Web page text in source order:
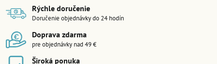
Rýchle doručenie
Doručenie objednávky do 24 hodín
Doprava zdarma
pre objednávky nad 49 €
Široká ponuka